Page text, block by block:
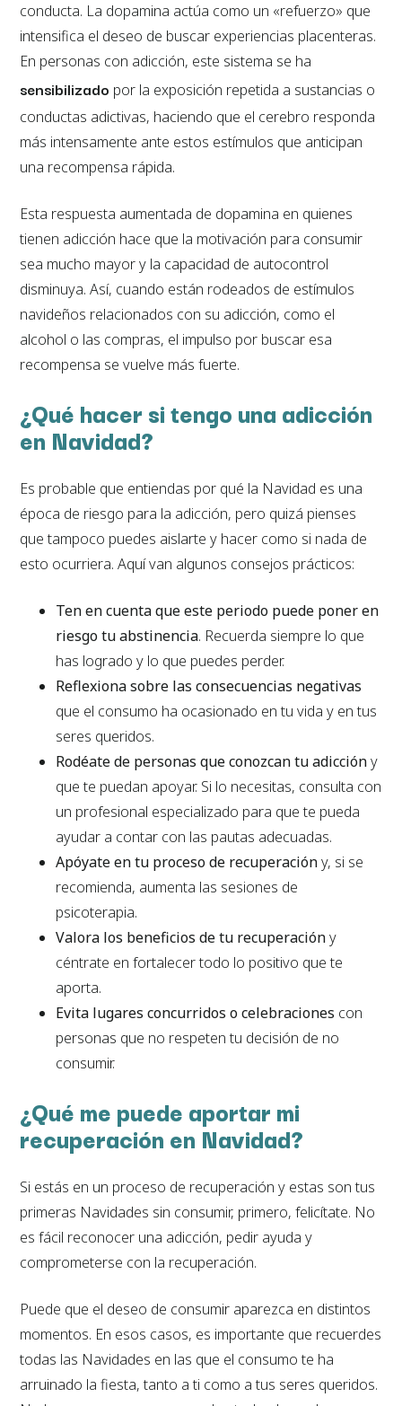
conducta. La dopamina actúa como un «refuerzo» que
intensifica el deseo de buscar experiencias placenteras.
En personas con adicción, este sistema se ha
sensibilizado por la exposición repetida a sustancias o
conductas adictivas, haciendo que el cerebro responda
más intensamente ante estos estímulos que anticipan
una recompensa rápida.
Esta respuesta aumentada de dopamina en quienes
tienen adicción hace que la motivación para consumir
sea mucho mayor y la capacidad de autocontrol
disminuya. Así, cuando están rodeados de estímulos
navideños relacionados con su adicción, como el
alcohol o las compras, el impulso por buscar esa
recompensa se vuelve más fuerte.
¿Qué hacer si tengo una adicción
en Navidad?
Es probable que entiendas por qué la Navidad es una
época de riesgo para la adicción, pero quizá pienses
que tampoco puedes aislarte y hacer como si nada de
esto ocurriera. Aquí van algunos consejos prácticos:
Ten en cuenta que este periodo puede poner en
riesgo tu abstinencia. Recuerda siempre lo que
has logrado y lo que puedes perder.
Reflexiona sobre las consecuencias negativas
que el consumo ha ocasionado en tu vida y en tus
seres queridos.
Rodéate de personas que conozcan tu adiccióny
que te puedan apoyar. Si lo necesitas, consulta con
un profesional especializado para que te pueda
ayudar a contar con las pautas adecuadas.
Apóyate en tu proceso de recuperacióny, si se
recomienda, aumenta las sesiones de
psicoterapia.
Valora los beneficios de tu recuperacióny
céntrate en fortalecer todo lo positivo que te
aporta.
Evita lugares concurridos o celebraciones con
personas que no respeten tu decisión de no
consumir.
¿Qué me puede aportar mi
recuperación en Navidad?
Si estás en un proceso de recuperación y estas son tus
primeras Navidades sin consumir, primero, felicítate. No
es fácil reconocer una adicción, pedir ayuda y
comprometerse con la recuperación.
Puede que el deseo de consumir aparezca en distintos
momentos. En esos casos, es importante que recuerdes
todas las Navidades en las que el consumo te ha
arruinado la fiesta, tanto a ti como a tus seres queridos.